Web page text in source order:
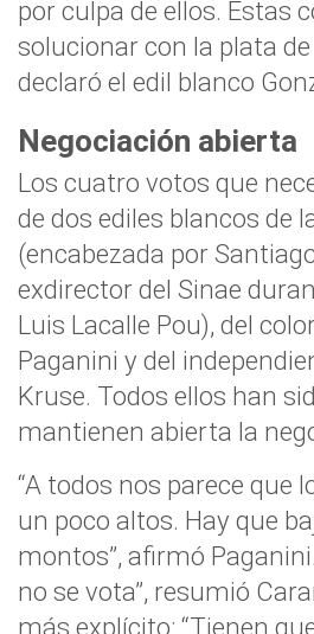
por culpa de ellos. Estas
solucionar con la plata de
declaró el edil blanco
Negociación abierta
Los cuatro votos que
de dos ediles blancos de
(encabezada por
exdirector del Sinae
Luis Lacalle Pou), del
Paganini y del
Kruse. Todos ellos han
mantienen abierta la
“A todos nos parece que
un poco altos. Hay que
montos”, afirmó
no se vota”, resumió
más explícito: “Tienen